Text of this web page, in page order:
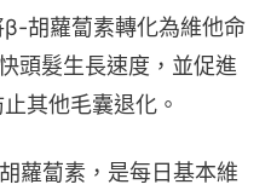
胡蘿蔔素轉化為維他命
頭髮生長速度，並促進
其他毛囊退化。
蘿蔔素，是每日基本維